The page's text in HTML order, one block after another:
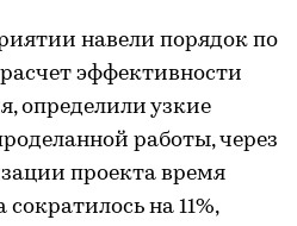
навели порядок по
эффективности
определили узкие
работы, через
проекта время
на 11%,